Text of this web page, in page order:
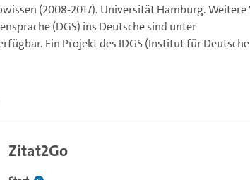
(2008-2017). Universität Hamburg. Weitere
(DGS) ins Deutsche sind unter
Ein Projekt des IDGS (Institut für Deutsche
Zitat2Go